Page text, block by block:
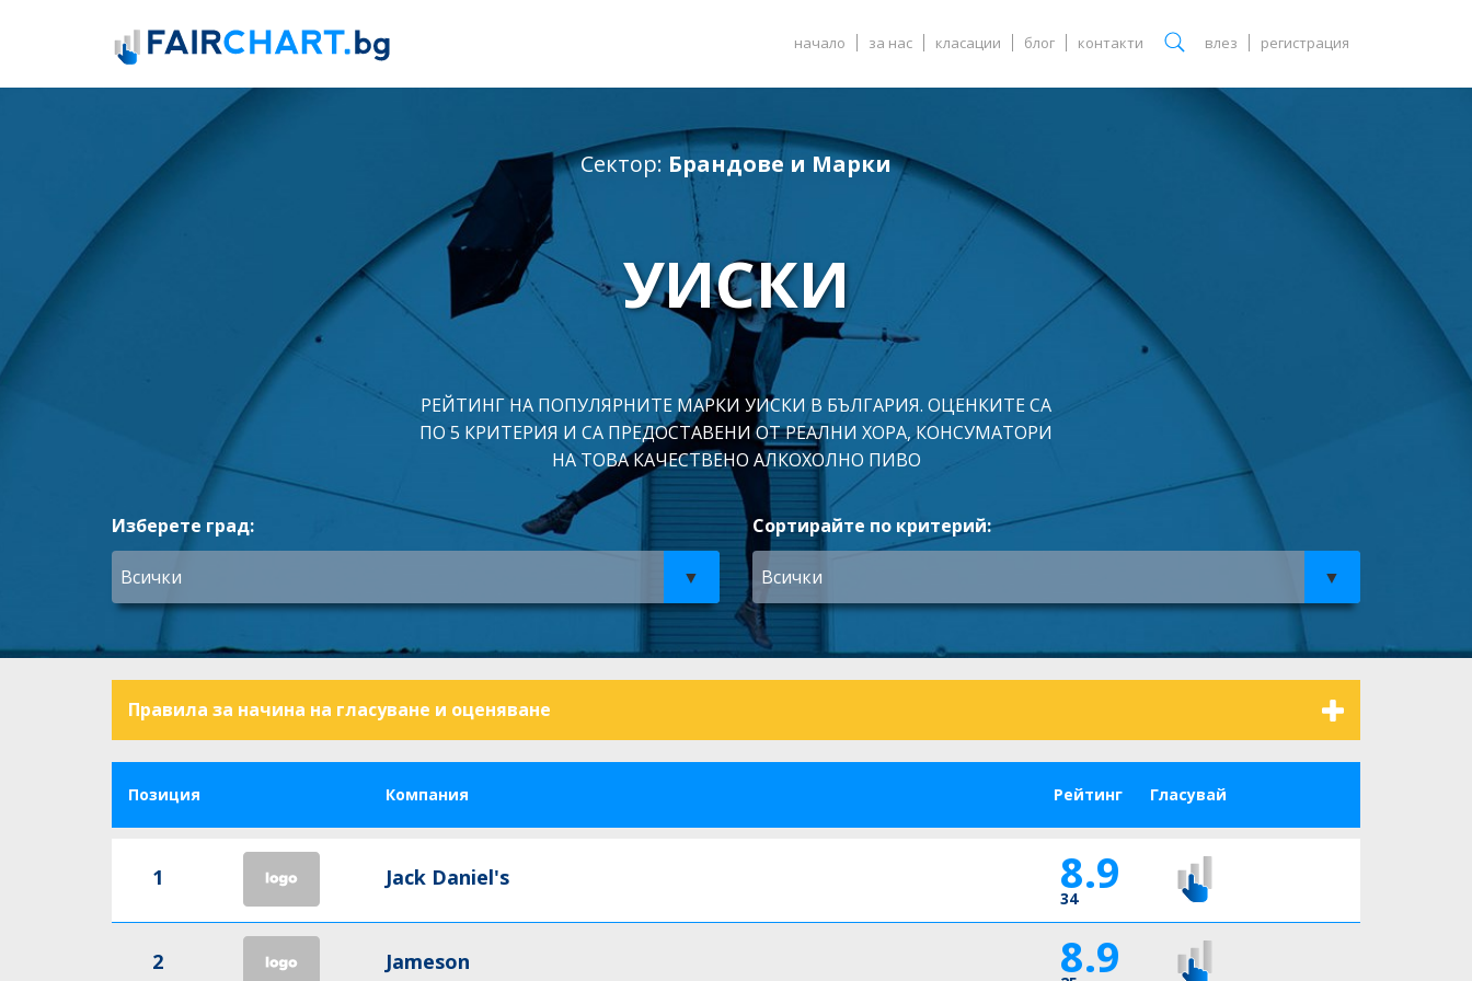
начало за нас класации блог контакти влез регистрация
Сектор: Брандове и Марки
УИСКИ
РЕЙТИНГ НА ПОПУЛЯРНИТЕ МАРКИ УИСКИ В БЪЛГАРИЯ. ОЦЕНКИТЕ СА
ПО 5 КРИТЕРИЯ И СА ПРЕДОСТАВЕНИ ОТ РЕАЛНИ ХОРА, КОНСУМАТОРИ
НА ТОВА КАЧЕСТВЕНО АЛКОХОЛНО ПИВО
Изберете град: Сортирайте по критерий:
Всички
Правила за начина на гласуване и оценяване
Позиция Компания Рейтинг Гласувай
1 Jack Daniel's 8.9
34
2 Jameson 8.9